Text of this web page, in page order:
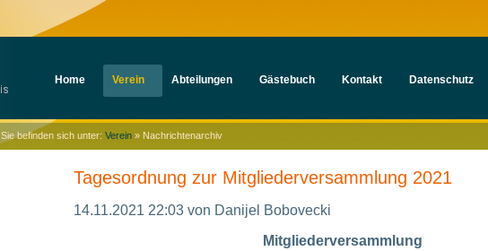
überspringen
Home Verein Abteilungen Gästebuch Kontakt Datenschutz
Sie befinden sich unter: Verein » Nachrichtenarchiv
Tagesordnung zur Mitgliederversammlung 2021
14.11.2021 22:03 von Danijel Bobovecki
Mitgliederversammlung